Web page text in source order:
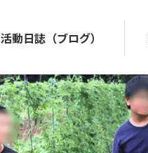
活動日誌（ブログ）